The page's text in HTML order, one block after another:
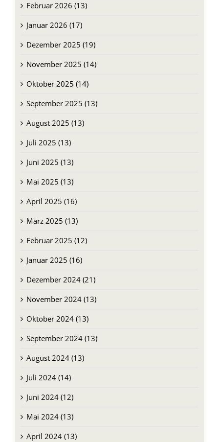
Februar 2026 (13)
Januar 2026 (17)
Dezember 2025 (19)
November 2025 (14)
Oktober 2025 (14)
September 2025 (13)
August 2025 (13)
Juli 2025 (13)
Juni 2025 (13)
Mai 2025 (13)
April 2025 (16)
März 2025 (13)
Februar 2025 (12)
Januar 2025 (16)
Dezember 2024 (21)
November 2024 (13)
Oktober 2024 (13)
September 2024 (13)
August 2024 (13)
Juli 2024 (14)
Juni 2024 (12)
Mai 2024 (13)
April 2024 (13)